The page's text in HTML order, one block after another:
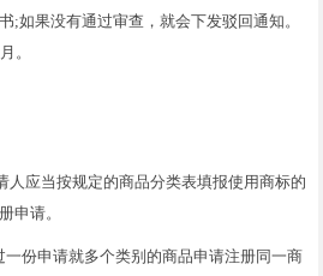
;如果没有通过审查，就会下发驳回通知。
。
人应当按规定的商品分类表填报使用商标的
申请。
份申请就多个类别的商品申请注册同一商